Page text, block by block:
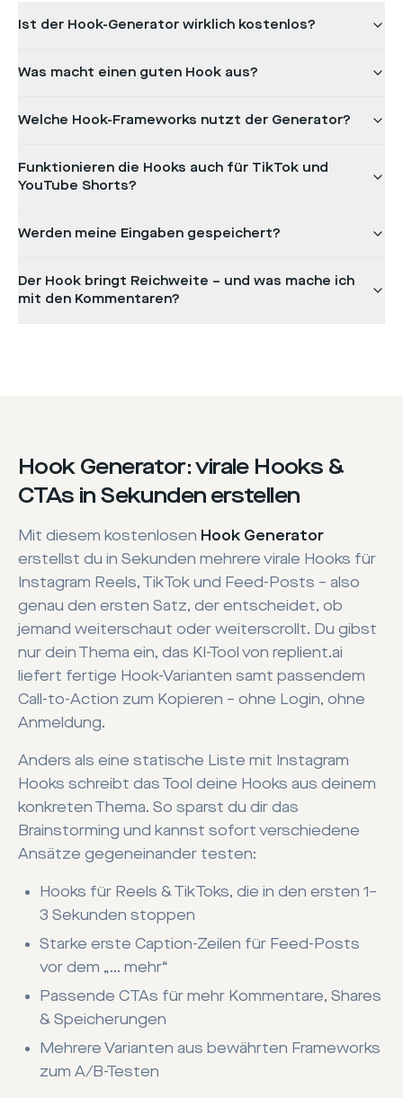
Ist der Hook-Generator wirklich kostenlos?
Was macht einen guten Hook aus?
Welche Hook-Frameworks nutzt der Generator?
Funktionieren die Hooks auch für TikTok und
YouTube Shorts?
Werden meine Eingaben gespeichert?
Der Hook bringt Reichweite – und was mache ich
mit den Kommentaren?
Hook Generator: virale Hooks &
CTAs in Sekunden erstellen
Mit diesem kostenlosen Hook Generator
erstellst du in Sekunden mehrere virale Hooks für
Instagram Reels, TikTok und Feed-Posts – also
genau den ersten Satz, der entscheidet, ob
jemand weiterschaut oder weiterscrollt. Du gibst
nur dein Thema ein, das KI-Tool von replient.ai
liefert fertige Hook-Varianten samt passendem
Call-to-Action zum Kopieren – ohne Login, ohne
Anmeldung.
Anders als eine statische Liste mit Instagram
Hooks schreibt das Tool deine Hooks aus deinem
konkreten Thema. So sparst du dir das
Brainstorming und kannst sofort verschiedene
Ansätze gegeneinander testen:
Hooks für Reels & TikToks, die in den ersten 1–
3 Sekunden stoppen
Starke erste Caption-Zeilen für Feed-Posts
vor dem „… mehr“
Passende CTAs für mehr Kommentare, Shares
& Speicherungen
Mehrere Varianten aus bewährten Frameworks
zum A/B-Testen